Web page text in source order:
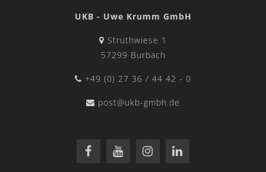
UKB - Uwe Krumm GmbH
Struthwiese 1
57299 Burbach
+49 (0) 27 36 / 44 42 - 0
post@ukb-gmbh.de